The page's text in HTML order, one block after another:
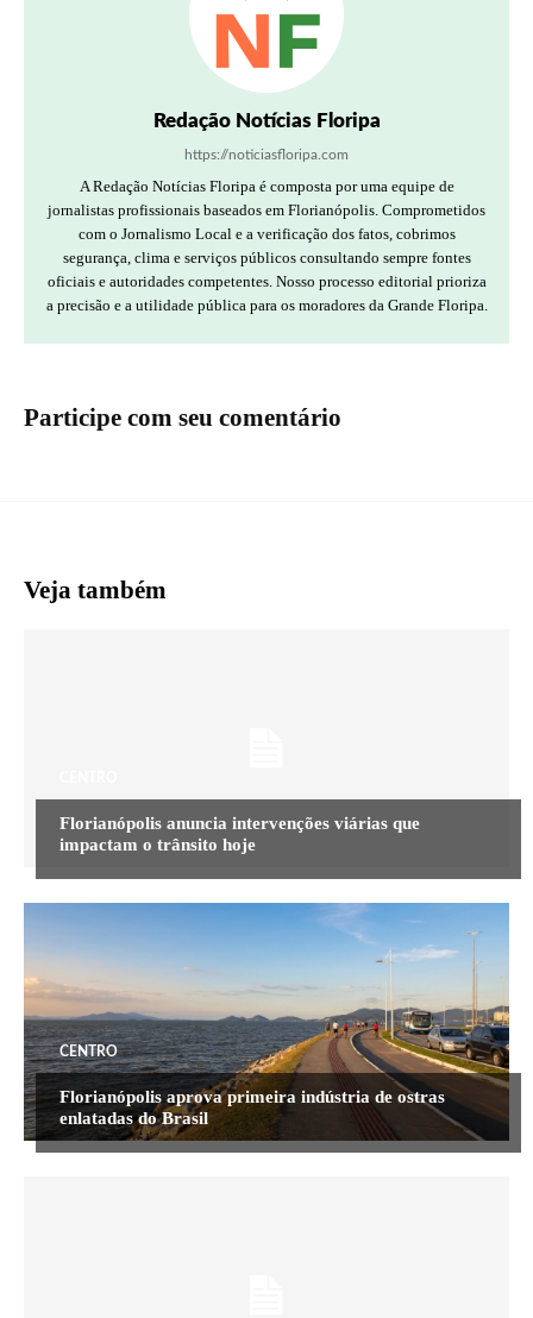
Redação Notícias Floripa
https://noticiasfloripa.com
A Redação Notícias Floripa é composta por uma equipe de
jornalistas profissionais baseados em Florianópolis. Comprometidos
com o Jornalismo Local e a verificação dos fatos, cobrimos
segurança, clima e serviços públicos consultando sempre fontes
oficiais e autoridades competentes. Nosso processo editorial prioriza
a precisão e a utilidade pública para os moradores da Grande Floripa.
Participe com seu comentário
Veja também
Florianópolis anuncia intervenções viárias que
impactam o trânsito hoje
CENTRO
Florianópolis aprova primeira indústria de ostras
enlatadas do Brasil